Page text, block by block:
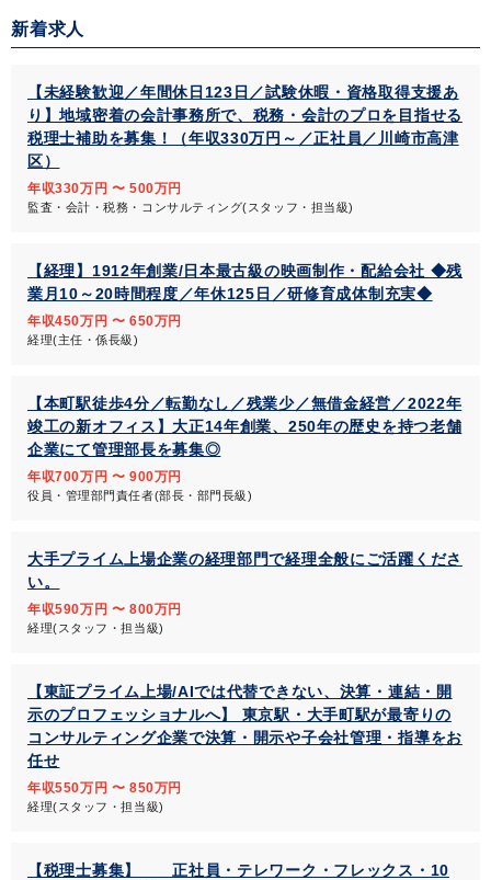
新着求人
【未経験歓迎／年間休日123日／試験休暇・資格取得支援あ
り】地域密着の会計事務所で、税務・会計のプロを目指せる
税理士補助を募集！（年収330万円～／正社員／川崎市高津
区）
年収330万円 〜 500万円
監査・会計・税務・コンサルティング(スタッフ・担当級)
【経理】1912年創業/日本最古級の映画制作・配給会社 ◆残
業月10～20時間程度／年休125日／研修育成体制充実◆
年収450万円 〜 650万円
経理(主任・係長級)
【本町駅徒歩4分／転勤なし／残業少／無借金経営／2022年
竣工の新オフィス】大正14年創業、250年の歴史を持つ老舗
企業にて管理部長を募集◎
年収700万円 〜 900万円
役員・管理部門責任者(部長・部門長級)
大手プライム上場企業の経理部門で経理全般にご活躍くださ
い。
年収590万円 〜 800万円
経理(スタッフ・担当級)
【東証プライム上場/AIでは代替できない、決算・連結・開
示のプロフェッショナルへ】 東京駅・大手町駅が最寄りの
コンサルティング企業で決算・開示や子会社管理・指導をお
任せ
年収550万円 〜 850万円
経理(スタッフ・担当級)
【税理士募集】 正社員・テレワーク・フレックス・10